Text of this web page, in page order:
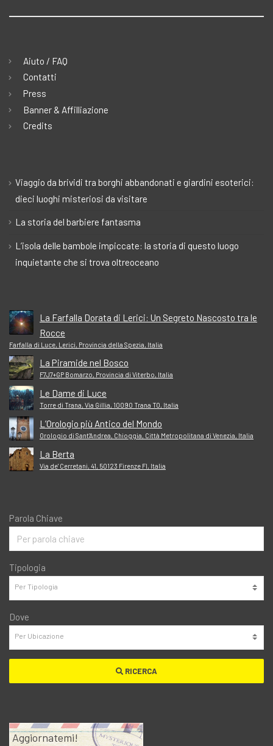
Aiuto / FAQ
Contatti
Press
Banner & Affilliazione
Credits
Viaggio da brividi tra borghi abbandonati e giardini esoterici:
dieci luoghi misteriosi da visitare
La storia del barbiere fantasma
L’isola delle bambole impiccate: la storia di questo luogo
inquietante che si trova oltreoceano
La Farfalla Dorata di Lerici: Un Segreto Nascosto tra le
Rocce
Farfalla di Luce, Lerici, Provincia della Spezia, Italia
La Piramide nel Bosco
F7J7+GP Bomarzo, Provincia di Viterbo, Italia
Le Dame di Luce
Torre di Trana, Via Gillia, 10090 Trana TO, Italia
L’Orologio più Antico del Mondo
Orologio di Sant'Andrea, Chioggia, Città Metropolitana di Venezia, Italia
La Berta
Via de' Cerretani, 41, 50123 Firenze FI, Italia
Parola Chiave
Tipologia
Dove
RICERCA
Aggiornatemi!